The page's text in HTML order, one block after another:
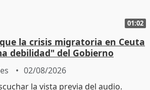
01:02
la crisis migratoria en Ceuta
debilidad" del Gobierno
02/08/2026